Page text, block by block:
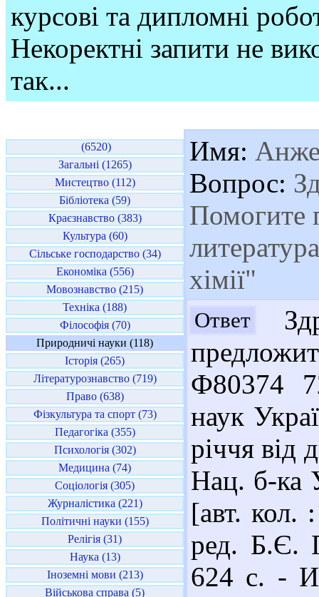
курсові та дипломні
Некоректні запити не
так...
(6520)
Загальні (1265)
Мистецтво (112)
Бібліотека (59)
Краєзнавство (383)
Культура (60)
Сільське господарство (34)
Економіка (556)
Мовознавство (215)
Техніка (188)
Філософія (70)
Природничі науки (118)
Історія (265)
Літературознавство (719)
Право (638)
Фізкультура та спорт (73)
Педагогіка (355)
Психологія (302)
Медицина (74)
Соціологія (305)
Журналістика (221)
Політичні науки (155)
Релігія (31)
Наука (13)
Іноземні мови (213)
Військова справа (5)
Имя:
Вопрос:
Помогите
хімії"
Ответ
Ф80374
наук
річчя від
Нац. б-ка
[авт. кол.
ред.
624 с. -